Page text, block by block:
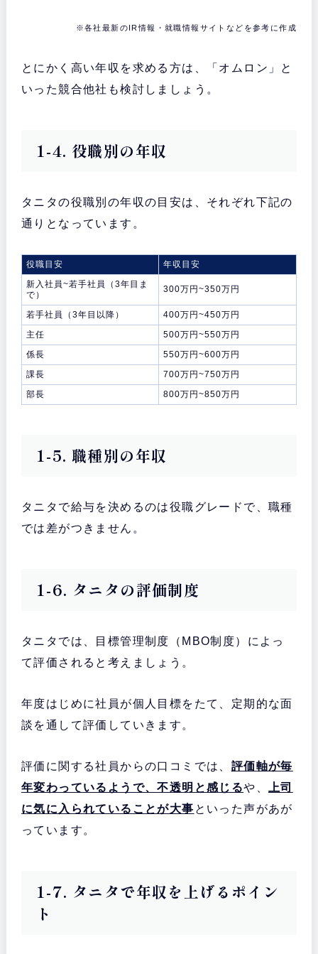
※各社最新のIR情報・就職情報サイトなどを参考に作成
とにかく高い年収を求める方は、「オムロン」と
いった競合他社も検討しましょう。
1-4. 役職別の年収
タニタの役職別の年収の目安は、それぞれ下記の
通りとなっています。
役職目安
年収目安
新入社員~若手社員（3年目ま
で）
300万円~350万円
若手社員（3年目以降）
400万円~450万円
主任
500万円~550万円
係長
550万円~600万円
課長
700万円~750万円
部長
800万円~850万円
1-5. 職種別の年収
タニタで給与を決めるのは役職グレードで、職種
では差がつきません。
1-6. タニタの評価制度
タニタでは、目標管理制度（MBO制度）によっ
て評価されると考えましょう。
年度はじめに社員が個人目標をたて、定期的な面
談を通して評価していきます。
評価に関する社員からの口コミでは、 評価軸が毎
年変わっているようで、不透明と感じるや、
上司
に気に入られていることが大事 といった声があが
っています。
1-7. タニタで年収を上げるポイン
ト